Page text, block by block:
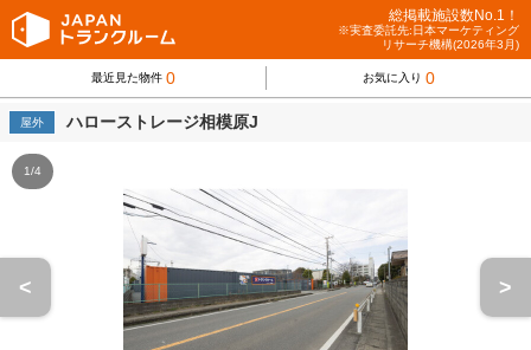
総掲載施設数No.1！
※実査委託先:日本マーケティング
リサーチ機構(2026年3月)
最近見た物件 0 お気に入り 0
屋外 ハローストレージ相模原J
1/4
< >